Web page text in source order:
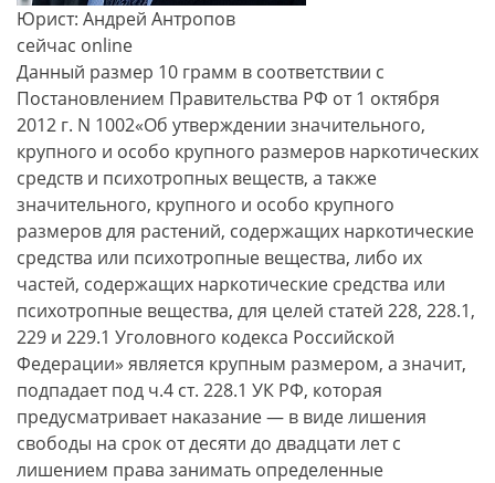
Юрист: Андрей Антропов
сейчас online
Данный размер 10 грамм в соответствии с
Постановлением Правительства РФ от 1 октября
2012 г. N 1002«Об утверждении значительного,
крупного и особо крупного размеров наркотических
средств и психотропных веществ, а также
значительного, крупного и особо крупного
размеров для растений, содержащих наркотические
средства или психотропные вещества, либо их
частей, содержащих наркотические средства или
психотропные вещества, для целей статей 228, 228.1,
229 и 229.1 Уголовного кодекса Российской
Федерации» является крупным размером, а значит,
подпадает под ч.4 ст. 228.1 УК РФ, которая
предусматривает наказание — в виде лишения
свободы на срок от десяти до двадцати лет с
лишением права занимать определенные